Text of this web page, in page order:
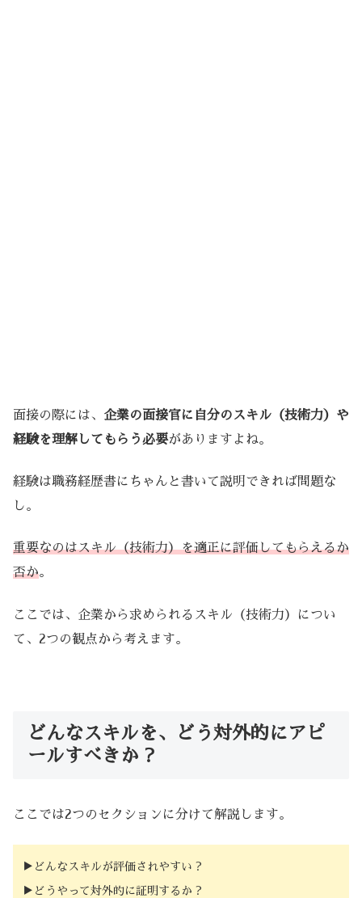
面接の際には、 企業の面接官に自分のスキル（技術力）や
経験を理解してもらう必要がありますよね。
経験は職務経歴書にちゃんと書いて説明できれば問題な
し。
重要なのはスキル（技術力）を適正に評価してもらえるか
否か。
ここでは、企業から求められるスキル（技術力）につい
て、2つの観点から考えます。
どんなスキルを、どう対外的にアピ
ールすべきか？
ここでは2つのセクションに分けて解説します。
▶︎どんなスキルが評価されやすい？
▶︎どうやって対外的に証明するか？